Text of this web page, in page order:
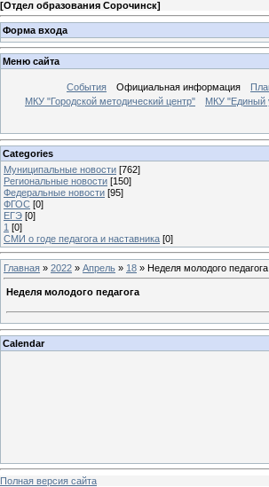
[Отдел образования Сорочинск]
Форма входа
Меню сайта
События Официальная информация
МКУ "Городской методический центр"
МКУ "Единый
Categories
Муниципальные новости [762]
Региональные новости [150]
Федеральные новости [95]
ФГОС [0]
ЕГЭ [0]
1 [0]
СМИ о годе педагога и наставника [0]
Главная » 2022 » Апрель » 18 » Неделя молодого педагога
Неделя молодого педагога
Calendar
Полная версия сайта